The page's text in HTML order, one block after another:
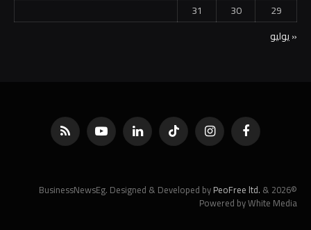
29
30
31
« يوليو
فيسبوك الانستغرامتيكتوك لينكدإن يوتيوب RSS
©2026 BusinessNewsEg. Designed & Developed by
PeoFree ltd. &
Powered by White Media